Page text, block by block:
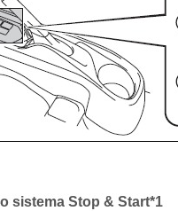
sistema Stop & Start*1